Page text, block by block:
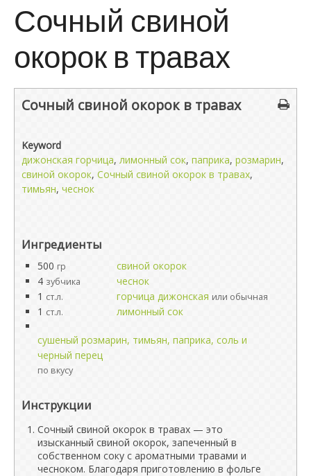
Сочный свиной
окорок в травах
Сочный свиной окорок в травах
Keyword
дижонская горчица, лимонный сок, паприка, розмарин,
свиной окорок, Сочный свиной окорок в травах,
тимьян, чеснок
Ингредиенты
500 гр
свиной окорок
4 зубчика
чеснок
1 ст.л. горчица дижонская или обычная
1 ст.л. лимонный сок
сушеный розмарин, тимьян, паприка, соль и
черный перец
по вкусу
Инструкции
Сочный свиной окорок в травах — это
изысканный свиной окорок, запеченный в
собственном соку с ароматными травами и
чесноком. Благодаря приготовлению в фольге